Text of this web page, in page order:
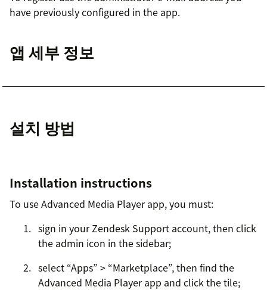
have previously configured in the app.
앱 세부 정보
설치 방법
Installation instructions
To use Advanced Media Player app, you must:
sign in your Zendesk Support account, then click
the admin icon in the sidebar;
select “Apps” > “Marketplace”, then find the
Advanced Media Player app and click the tile;